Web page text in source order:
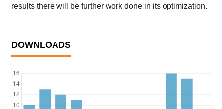
results there will be further work done in its optimization.
DOWNLOADS